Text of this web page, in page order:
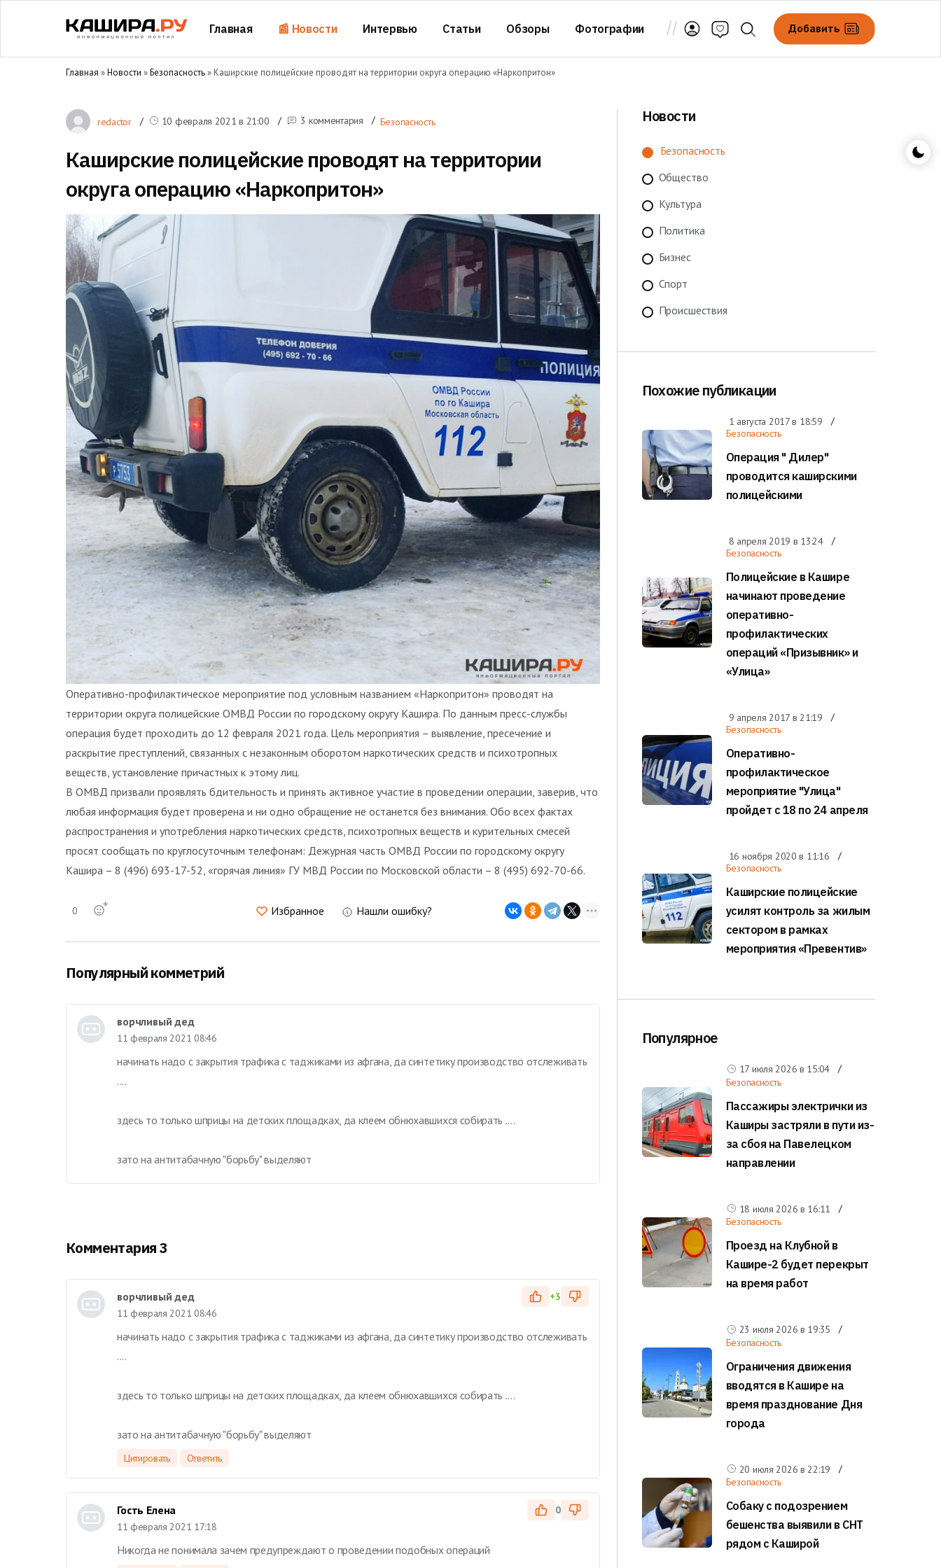
Главная 📰 Новости Интервью Статьи Обзоры Фотографии Добавить
Главная »Новости »Безопасность» Каширские полицейские проводят на территории округа операцию «Наркопритон»
redactor 10 февраля 2021 в 21:00 3 комментария Безопасность
Каширские полицейские проводят на территории
округа операцию «Наркопритон»
Оперативно-профилактическое мероприятие под условным названием «Наркопритон» проводят на
территории округа полицейские ОМВД России по городскому округу Кашира. По данным пресс-службы
операция будет проходить до 12 февраля 2021 года. Цель мероприятия – выявление, пресечение и
раскрытие преступлений, связанных с незаконным оборотом наркотических средств и психотропных
веществ, установление причастных к этому лиц.
В ОМВД призвали проявлять бдительность и принять активное участие в проведении операции, заверив, что
любая информация будет проверена и ни одно обращение не останется без внимания. Обо всех фактах
распространения и употребления наркотических средств, психотропных веществ и курительных смесей
просят сообщать по круглосуточным телефонам: Дежурная часть ОМВД России по городскому округу
Кашира – 8 (496) 693-17-52, «горячая линия» ГУ МВД России по Московской области – 8 (495) 692-70-66.
0 Избранное Нашли ошибку?
Популярный комметрий
ворчливый дед
11 февраля 2021 08:46
начинать надо с закрытия трафика с таджиками из афгана, да синтетику производство отслеживать
....
здесь то только шприцы на детских площадках, да клеем обнюхавшихся собирать ....
зато на антитабачную "борьбу" выделяют
Комментария 3
ворчливый дед
11 февраля 2021 08:46
+3
начинать надо с закрытия трафика с таджиками из афгана, да синтетику производство отслеживать
....
здесь то только шприцы на детских площадках, да клеем обнюхавшихся собирать ....
зато на антитабачную "борьбу" выделяют
Цитировать Ответить
Гость Елена
11 февраля 2021 17:18
0
Никогда не понимала зачем предупреждают о проведении подобных операций
Новости
Безопасность
Общество
Культура
Политика
Бизнес
Спорт
Происшествия
Похожие публикации
1 августа 2017 в 18:59
Безопасность
Операция " Дилер"
проводится каширскими
полицейскими
8 апреля 2019 в 13:24
Безопасность
Полицейские в Кашире
начинают проведение
оперативно-
профилактических
операций «Призывник» и
«Улица»
9 апреля 2017 в21:19
Безопасность
Оперативно-
профилактическое
мероприятие "Улица"
пройдет с 18 по 24 апреля
16 ноября 2020 в 11:16
Безопасность
Каширские полицейские
усилят контроль за жилым
сектором в рамках
мероприятия «Превентив»
Популярное
17 июля 2026 в 15:04
Безопасность
Пассажиры электрички из
Каширы застряли в пути из-
за сбоя на Павелецком
направлении
18 июля 2026 в 16:11
Безопасность
Проезд на Клубной в
Кашире-2 будет перекрыт
на время работ
23 июля 2026 в 19:35
Безопасность
Ограничения движения
вводятся в Кашире на
время празднование Дня
города
20 июля 2026 в 22:19
Безопасность
Собаку с подозрением
бешенства выявили в СНТ
рядом с Каширой